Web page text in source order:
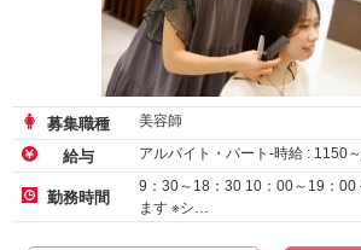
募集職種 美容師
給与 アルバイト・パート-時給 : 1150～
勤務時間
9：30～18：30 10：00～19：00 ※店舗により若干異なり
ます ※シ…